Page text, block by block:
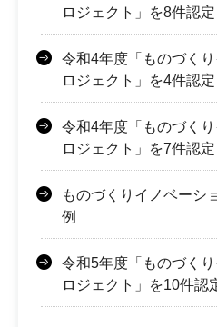
ロジェクト」を8件認
令和4年度「ものづく
ロジェクト」を4件認
令和4年度「ものづく
ロジェクト」を7件認
ものづくりイノベーシ
例
令和5年度「ものづく
ロジェクト」を10件認